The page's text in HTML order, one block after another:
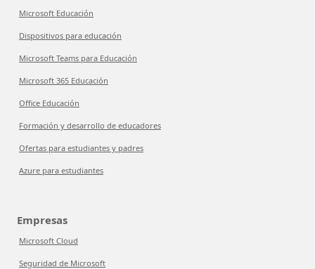
Microsoft Educación
Dispositivos para educación
Microsoft Teams para Educación
Microsoft 365 Educación
Office Educación
Formación y desarrollo de educadores
Ofertas para estudiantes y padres
Azure para estudiantes
Empresas
Microsoft Cloud
Seguridad de Microsoft